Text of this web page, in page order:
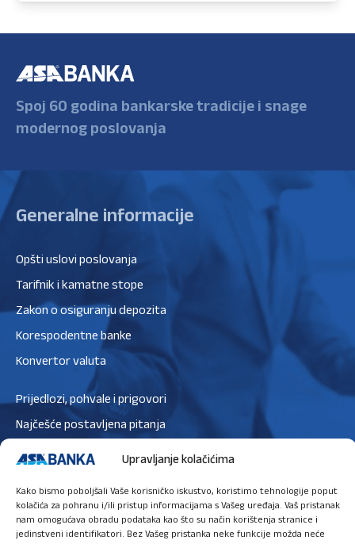
Upravljanje kolačićima
Kako bismo poboljšali Vaše korisničko iskustvo, koristimo tehnologije poput
kolačića za pohranu i/ili pristup informacijama s Vašeg uređaja. Vaš pristanak
nam omogućava obradu podataka kao što su način korištenja stranice i
jedinstveni identifikatori. Bez Vašeg pristanka neke funkcije možda neće
Spoj 60 godina bankarske tradicije i snage
modernog poslovanja
Generalne informacije
Opšti uslovi poslovanja
Tarifnik i kamatne stope
Zakon o osiguranju depozita
Korespodentne banke
Konvertor valuta
Prijedlozi, pohvale i prigovori
Najčešće postavljena pitanja
Politika kolačića